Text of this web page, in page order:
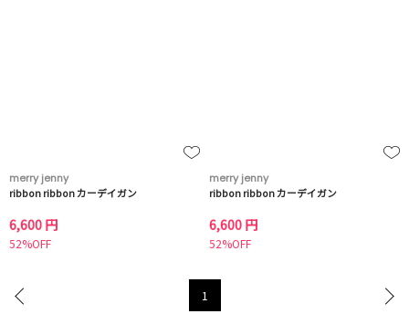
merry jenny
ribbon ribbon カーデイガン
6,600 円
52%OFF
merry jenny
ribbon ribbon カーデイガン
6,600 円
52%OFF
1